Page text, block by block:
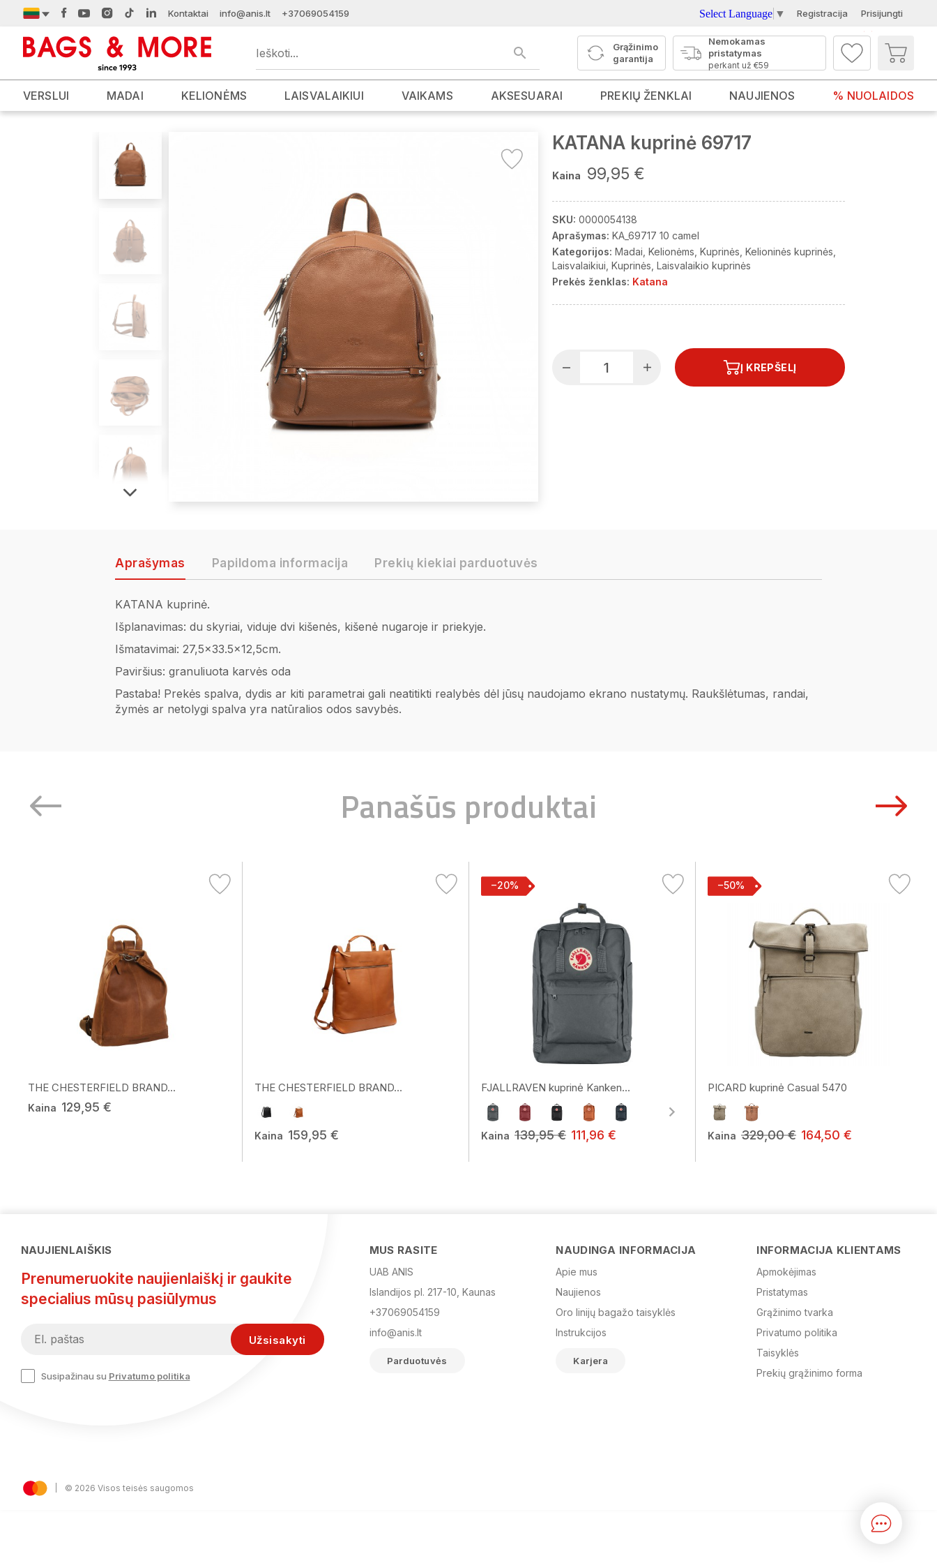
Kontaktai info@anis.lt +37069054159 Select Language ▼ Registracija Prisijungti
Grąžinimo
garantija
Nemokamas
pristatymas
perkant už €59
VERSLUI MADAI KELIONĖMS LAISVALAIKIUI VAIKAMS AKSESUARAI PREKIŲ ŽENKLAI NAUJIENOS % NUOLAIDOS
KATANA kuprinė 69717
Kaina 99,95 €
SKU: 0000054138
Aprašymas: KA_69717 10 camel
Kategorijos: Madai Kelionėms Kuprinės Kelioninės kuprinės
Laisvalaikiui Kuprinės Laisvalaikio kuprinės
Prekės ženklas: Katana
Į KREPŠELĮ
Aprašymas Papildoma informacija Prekių kiekiai parduotuvės
KATANA kuprinė.
Išplanavimas: du skyriai, viduje dvi kišenės, kišenė nugaroje ir priekyje.
Išmatavimai: 27,5x33.5x12,5cm.
Paviršius: granuliuota karvės oda
Pastaba! Prekės spalva, dydis ar kiti parametrai gali neatitikti realybės dėl jūsų naudojamo ekrano nustatymų. Raukšlėtumas, randai,
žymės ar netolygi spalva yra natūralios odos savybės.
Panašūs produktai
THE CHESTERFIELD BRAND...
Kaina 129,95 €
THE CHESTERFIELD BRAND...
Kaina 159,95 €
−20%
FJALLRAVEN kuprinė Kanken...
Kaina 139,95 € 111,96 €
−50%
PICARD kuprinė Casual 5470
Kaina 329,00 € 164,50 €
NAUJIENLAIŠKIS
Prenumeruokite naujienlaiškį ir gaukite
specialius mūsų pasiūlymus
Susipažinau su Privatumo politika
MUS RASITE
UAB ANIS
Islandijos pl. 217-10, Kaunas
+37069054159
info@anis.lt
Parduotuvės
NAUDINGA INFORMACIJA
Apie mus
Naujienos
Oro linijų bagažo taisyklės
Instrukcijos
Karjera
INFORMACIJA KLIENTAMS
Apmokėjimas
Pristatymas
Grąžinimo tvarka
Privatumo politika
Taisyklės
Prekių grąžinimo forma
© 2026 Visos teisės saugomos